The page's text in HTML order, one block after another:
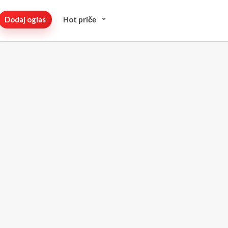
Dodaj oglas Hot pričе